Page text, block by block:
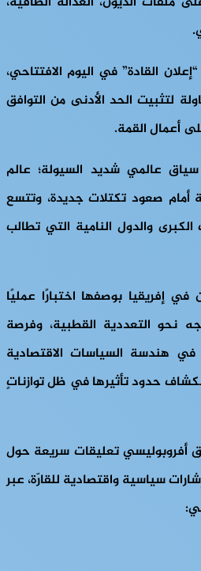
القادة” في اليوم الافتتاحي،
لتثبيت الحد الأدنى من التوافق
أعمال القمة.
عالمي شديد السيولة؛ عالم
أمام صعود تكتلات جديدة، وتتسع
والدول النامية التي تطالب
إفريقيا بوصفها اختبارًا عمليًا
نحو التعددية القطبية، وفرصة
في هندسة السياسات الاقتصادية
حدود تأثيرها في ظل توازناتٍ
أفروبوليسي تعليقات سريعة حول
سياسية واقتصادية للقارّة، عبر